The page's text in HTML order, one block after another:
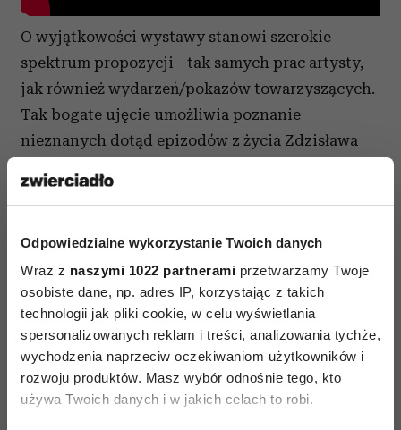
Odpowiedzialne wykorzystanie Twoich danych
Wraz z naszymi 1022 partnerami przetwarzamy Twoje
osobiste dane, np. adres IP, korzystając z takich
technologii jak pliki cookie, w celu wyświetlania
spersonalizowanych reklam i treści, analizowania tychże,
wychodzenia naprzeciw oczekiwaniom użytkowników i
rozwoju produktów. Masz wybór odnośnie tego, kto
używa Twoich danych i w jakich celach to robi.
O wyjątkowości wystawy stanowi szerokie
spektrum propozycji - tak samych prac artysty,
jak również wydarzeń/pokazów towarzyszących.
Tak bogate ujęcie umożliwia poznanie
nieznanych dotąd epizodów z życia Zdzisława
jego aktywności artystycznej. Takiej wystawy
artysta współczesny – fotografik, rzeźbiarz,
malarz, grafik. Urodzony w Sanoku. Po
ukończeniu Architektury na Politechnice
Krakowskiej w 1955 roku powraca do rodzinnego
miasta. W latach 50. zajmuje się fotografią,